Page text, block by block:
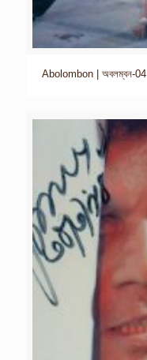
Abolombon | অবলম্বন-04